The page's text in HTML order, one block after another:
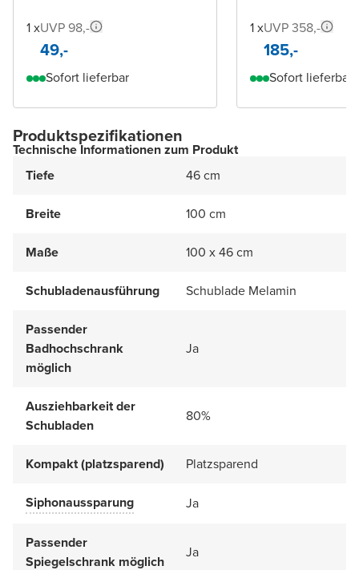
1 xUVP 98,-
49,-
Sofort lieferbar
1 xUVP 358,-
185,-
Sofort lieferbar
Produktspezifikationen
Technische Informationen zum Produkt
Tiefe
46 cm
Breite 100 cm
Maße 100 x 46 cm
Schubladenausführung Schublade Melamin
Passender
Badhochschrank
möglich
Ja
Ausziehbarkeit der
Schubladen
80%
Kompakt (platzsparend) Platzsparend
Siphonaussparung Ja
Passender
Spiegelschrank möglich
Ja